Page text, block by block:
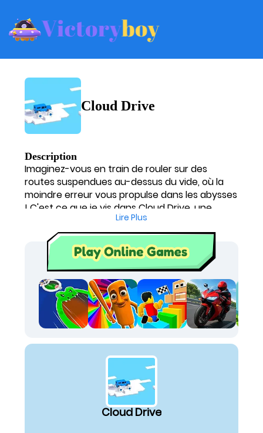
Cloud Drive
Description
Imaginez-vous en train de rouler sur des
routes suspendues au-dessus du vide, où la
moindre erreur vous propulse dans les abysses
! C'est ce que je vis dans Cloud Drive, une
aventure vertigineuse qui teste vraiment mes
réflexes. Ce n'est pas une simple balade ; c'est
un véritable test de survie où je dois dompter
des véhicules capricieux sans même pouvoir
tourner le volant. Ce jeu est l'un des meilleurs
instant play games que j'ai essayés, offrant
une dose d'adrénaline parfaite. Si vous
cherchez des fun online games to play when
bored, vous allez adorer cette sensation de
Je me retrouve à défier la gravité sur des
plateformes flottantes, tout en gérant
uniquement l'accélération et le freinage pour
éviter de chuter. Chaque véhicule, du plus
bancal au plus instable, offre un défi de
conduite unique. Le style visuel en voxels
Lire Plus
Cloud Drive